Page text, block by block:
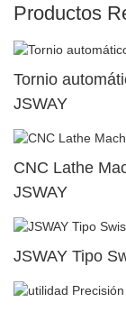
Productos
Tornio
JSWAY
CNC Lathe
JSWAY
JSWAY Tipo